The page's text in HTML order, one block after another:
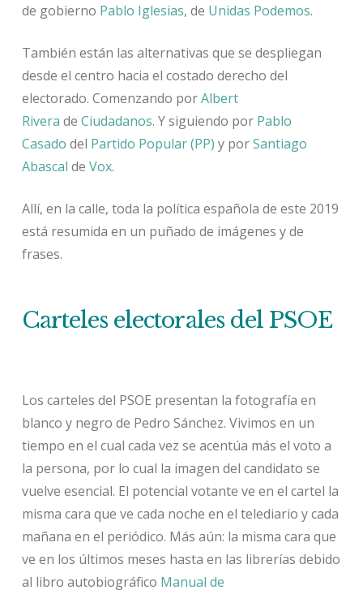
de gobierno Pablo Iglesias, de Unidas Podemos.
También están las alternativas que se despliegan
desde el centro hacia el costado derecho del
electorado. Comenzando porAlbert
Rivera de Ciudadanos. Y siguiendo por Pablo
Casado del Partido Popular (PP) y porSantiago
Abascal de Vox.
Allí, en la calle, toda la política española de este 2019
está resumida en un puñado de imágenes y de
frases.
Carteles electorales del PSOE
Los carteles del PSOE presentan la fotografía en
blanco y negro de Pedro Sánchez. Vivimos en un
tiempo en el cual cada vez se acentúa más el voto a
la persona, por lo cual la imagen del candidato se
vuelve esencial. El potencial votante ve en el cartel la
misma cara que ve cada noche en el telediario y cada
mañana en el periódico. Más aún: la misma cara que
ve en los últimos meses hasta en las librerías debido
al libro autobiográfico Manual de